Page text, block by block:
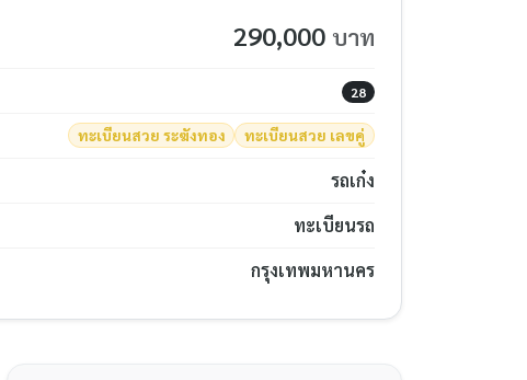
290,000 บาท
28
ทะเบียนสวย ระฆังทอง ทะเบียนสวย เลขคู่
รถเก๋ง
ทะเบียนรถ
กรุงเทพมหานคร